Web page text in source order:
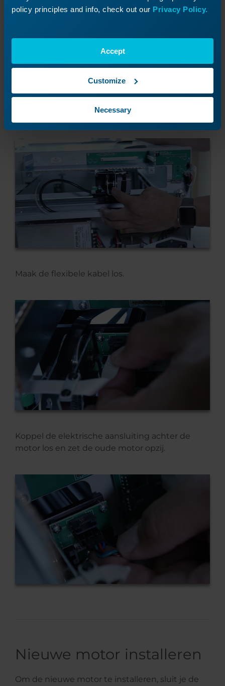
policy principles and info, check out our Privacy Policy.
Accept
Customize
Necessary
Duw de x-as naar de achterkant van de
Maak de flexibele kabel los.
Koppel de elektrische aansluiting achter de
motor los en zet de oude motor opzij.
Nieuwe motor installeren
Om de nieuwe motor te installeren, sluit je de